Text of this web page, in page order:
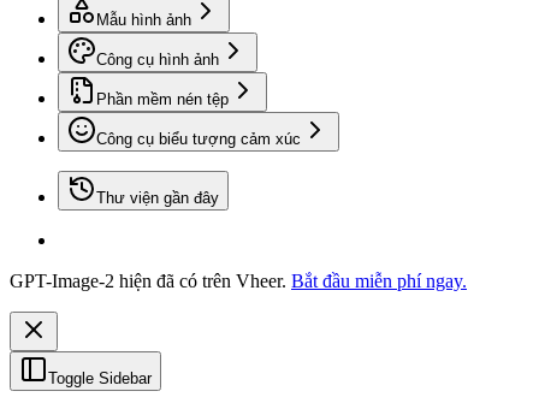
Mẫu hình ảnh
Công cụ hình ảnh
Phần mềm nén tệp
Công cụ biểu tượng cảm xúc
Thư viện gần đây
GPT-Image-2 hiện đã có trên Vheer. Bắt đầu miễn phí ngay.
Toggle Sidebar